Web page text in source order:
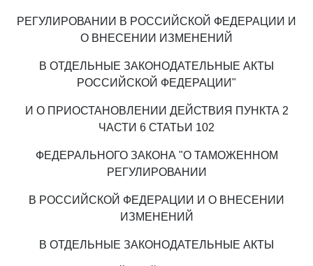
РЕГУЛИРОВАНИИ В РОССИЙСКОЙ ФЕДЕРАЦИИ И
О ВНЕСЕНИИ ИЗМЕНЕНИЙ
В ОТДЕЛЬНЫЕ ЗАКОНОДАТЕЛЬНЫЕ АКТЫ
РОССИЙСКОЙ ФЕДЕРАЦИИ"
И О ПРИОСТАНОВЛЕНИИ ДЕЙСТВИЯ ПУНКТА 2
ЧАСТИ 6 СТАТЬИ 102
ФЕДЕРАЛЬНОГО ЗАКОНА "О ТАМОЖЕННОМ
РЕГУЛИРОВАНИИ
В РОССИЙСКОЙ ФЕДЕРАЦИИ И О ВНЕСЕНИИ
ИЗМЕНЕНИЙ
В ОТДЕЛЬНЫЕ ЗАКОНОДАТЕЛЬНЫЕ АКТЫ